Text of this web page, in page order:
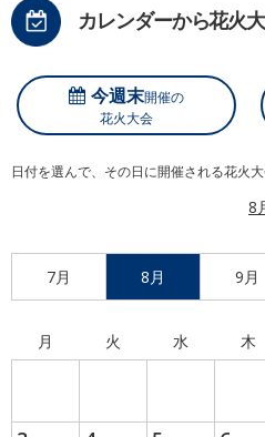
カレンダーから花火
今週末開催の
花火大会
日付を選んで、その日に開催される花火
8
7月 8月 9月
月 火 水 木